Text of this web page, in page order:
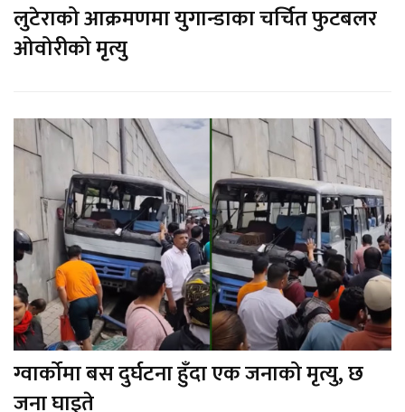
लुटेराको आक्रमणमा युगान्डाका चर्चित फुटबलर
ओवोरीको मृत्यु
ग्वार्कोमा बस दुर्घटना हुँदा एक जनाको मृत्यु, छ
जना घाइते